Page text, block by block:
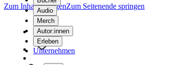
Audio
Merch
Autor:innen
Erleben
Unternehmen
Zum Inhalt springenZum Seitenende springen